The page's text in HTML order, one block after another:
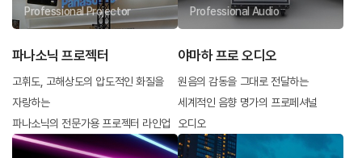
Professional Projector
파나소닉 프로젝터
고휘도, 고해상도의 압도적인 화질을
자랑하는
파나소닉의 전문가용 프로젝터 라인업
Professional Audio
야마하 프로 오디오
원음의 감동을 그대로 전달하는
세계적인 음향 명가의 프로페셔널
오디오